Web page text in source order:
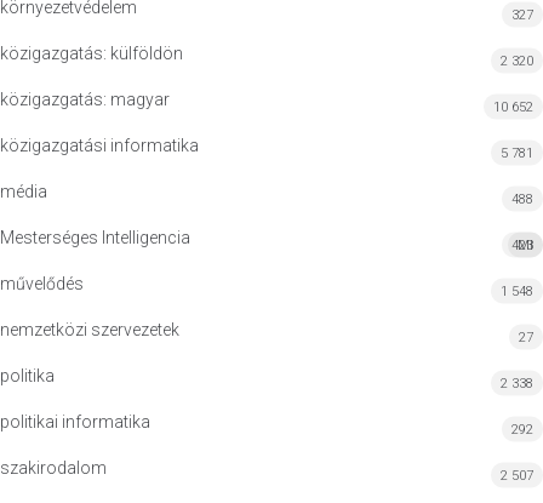
környezetvédelem 327
közigazgatás: külföldön 2 320
közigazgatás: magyar 10 652
közigazgatási informatika 5 781
média 488
Mesterséges Intelligencia MI
423
művelődés 1 548
nemzetközi szervezetek 27
politika 2 338
politikai informatika 292
szakirodalom 2 507